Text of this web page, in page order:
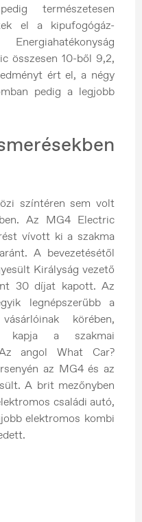
természetesen
el a kipufogógáz-
összesen 10-ből 9,2,
ért el, a négy
pedig a legjobb
színtéren sem volt
Az MG4 Electric
vívott ki a szakma
A bevezetésétől
Királyság vezető
30 díjat kapott. Az
legnépszerűbb a
körében,
kapja a szakmai
angol What Car?
az MG4 és az
A brit mezőnyben
családi autó,
elektromos kombi